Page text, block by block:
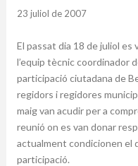
23 juliol de 2007
El passat dia 18 de juliol es
l’equip tècnic coordinador
participació ciutadana de
regidors i regidores
maig van acudir per a
reunió on es van donar
actualment condicionen el
participació.